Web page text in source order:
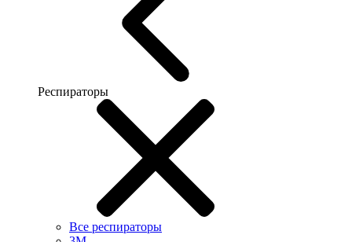
Респираторы
Все респираторы